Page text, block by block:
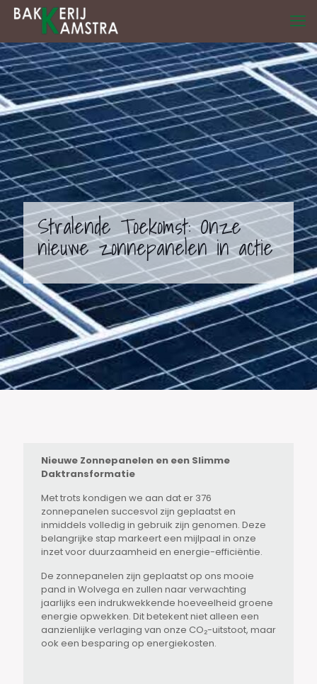
Stralende Toekomst: Onze
nieuwe zonnepanelen in actie
Nieuwe Zonnepanelen en een Slimme
Daktransformatie
Met trots kondigen we aan dat er 376
zonnepanelen succesvol zijn geplaatst en
inmiddels volledig in gebruik zijn genomen. Deze
belangrijke stap markeert een mijlpaal in onze
inzet voor duurzaamheid en energie-efficiëntie.
De zonnepanelen zijn geplaatst op ons mooie
pand in Wolvega en zullen naar verwachting
jaarlijks een indrukwekkende hoeveelheid groene
energie opwekken. Dit betekent niet alleen een
aanzienlijke verlaging van onze CO₂-uitstoot, maar
ook een besparing op energiekosten.